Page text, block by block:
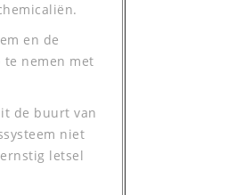
en de
nemen met
de buurt van
niet
letsel